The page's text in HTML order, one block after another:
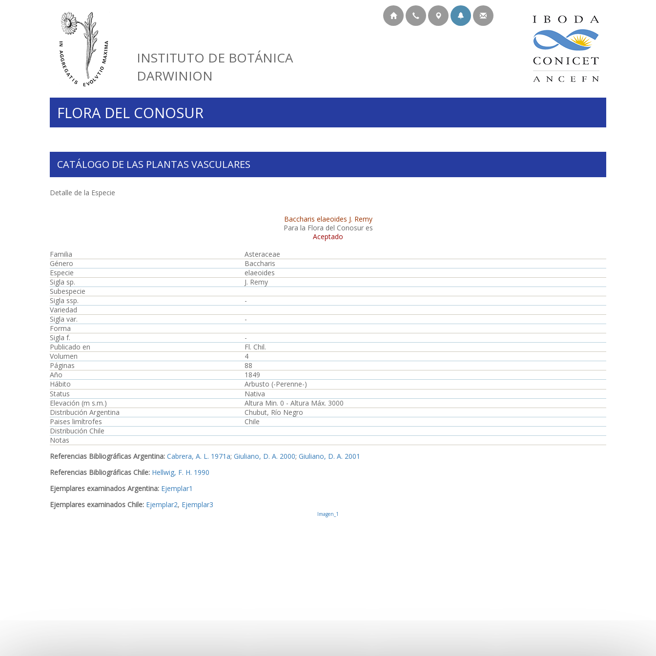
INSTITUTO DE BOTÁNICA
DARWINION
FLORA DEL CONOSUR
CATÁLOGO DE LAS PLANTAS VASCULARES
Detalle de la Especie
Baccharis elaeoides J. Remy
Para la Flora del Conosur es
Aceptado
Familia
Asteraceae
Género
Baccharis
Especie
elaeoides
Sigla sp.
J. Remy
Subespecie
Sigla ssp.
-
Variedad
Sigla var.
-
Forma
Sigla f.
-
Publicado en
Fl. Chil.
Volumen
4
Páginas
88
Año
1849
Hábito
Arbusto (-Perenne-)
Status
Nativa
Elevación (m s.m.)
Altura Min. 0 - Altura Máx. 3000
Distribución Argentina
Chubut, Río Negro
Paises limítrofes
Chile
Distribución Chile
Notas
Referencias Bibliográficas Argentina: Cabrera, A. L. 1971a; Giuliano, D. A. 2000; Giuliano, D. A. 2001
Referencias Bibliográficas Chile: Hellwig, F. H. 1990
Ejemplares examinados Argentina: Ejemplar1
Ejemplares examinados Chile: Ejemplar2, Ejemplar3
Imagen_1